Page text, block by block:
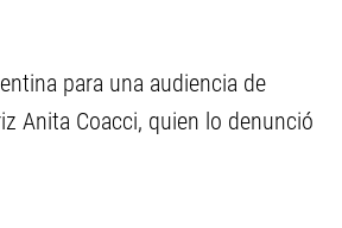
para una audiencia de
Anita Coacci, quien lo denunció